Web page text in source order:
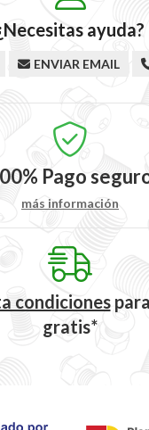
ayuda?
ENVIAR EMAIL
Pago
más información
condicionespara
gratis*